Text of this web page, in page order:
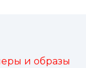
и образы